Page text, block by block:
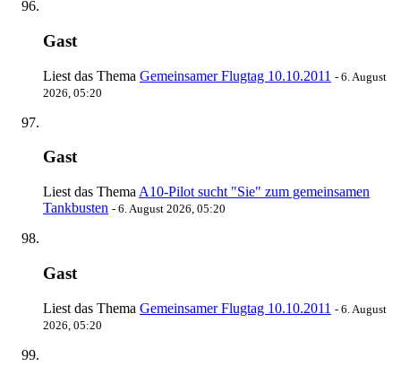
Gast
Liest das Thema Gemeinsamer Flugtag 10.10.2011 - 6. August
2026, 05:20
Gast
Liest das Thema A10-Pilot sucht "Sie" zum gemeinsamen
Tankbusten - 6. August 2026, 05:20
Gast
Liest das Thema Gemeinsamer Flugtag 10.10.2011 - 6. August
2026, 05:20